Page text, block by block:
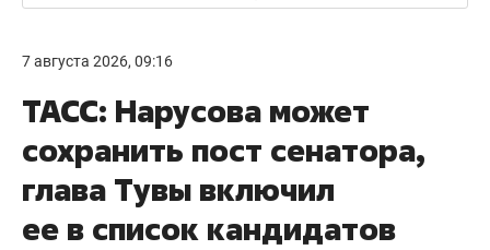
7 августа 2026, 09:16
ТАСС: Нарусова может
сохранить пост сенатора,
глава Тувы включил
ее в список кандидатов